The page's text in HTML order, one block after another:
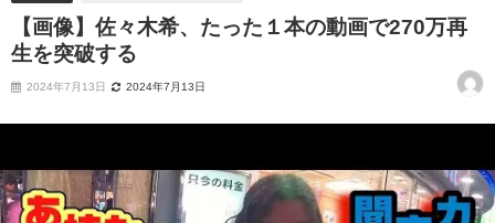
【画像】佐々木希、たった１本の動画で270万再
生を突破する
2024年7月13日 2024年7月13日